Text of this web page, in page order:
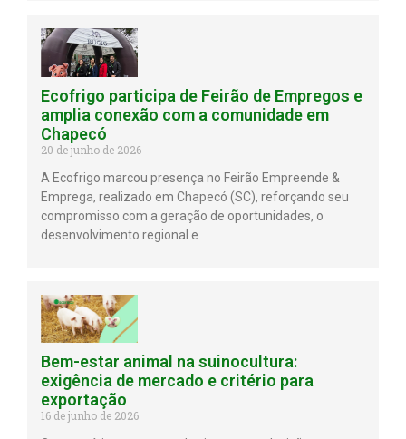
Ecofrigo participa de Feirão de Empregos e
amplia conexão com a comunidade em
Chapecó
20 de junho de 2026
A Ecofrigo marcou presença no Feirão Empreende &
Emprega, realizado em Chapecó (SC), reforçando seu
compromisso com a geração de oportunidades, o
desenvolvimento regional e
Bem-estar animal na suinocultura:
exigência de mercado e critério para
exportação
16 de junho de 2026